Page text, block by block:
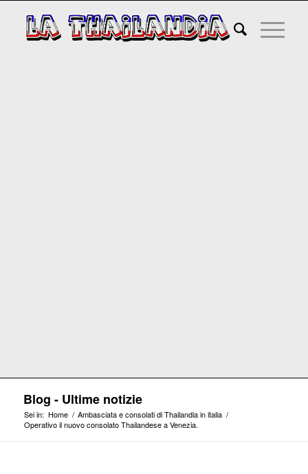
Blog - Ultime notizie
Sei in: Home / Ambasciata e consolati di Thailandia in italia /
Operativo il nuovo consolato Thailandese a Venezia.